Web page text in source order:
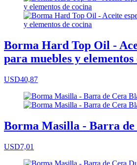
Borma Hard Top Oil -
para muebles y elementos
USD40,87
Borma Masilla - Barra de
USD7,01